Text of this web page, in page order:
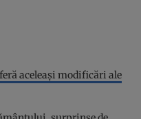
aceleaşi modificări ale